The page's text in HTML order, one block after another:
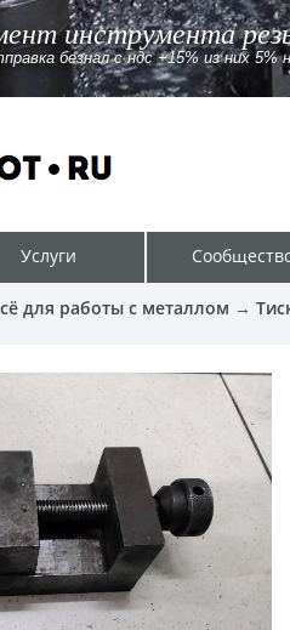
инструмента
безнал c ндс +15% из них 5%
Услуги
для работы с металлом →